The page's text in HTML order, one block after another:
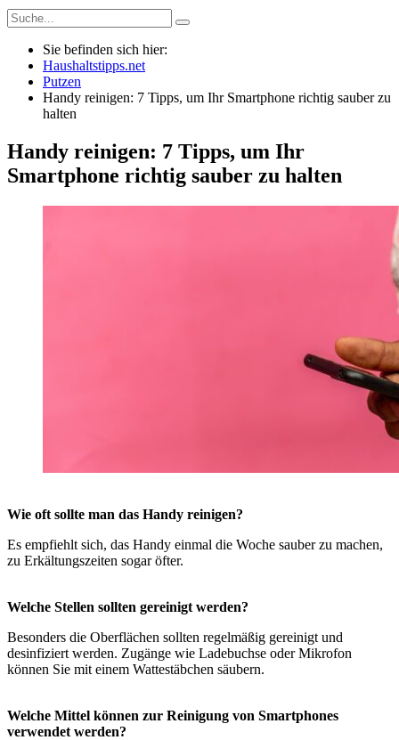
Sie befinden sich hier:
Haushaltstipps.net
Putzen
Handy reinigen: 7 Tipps, um Ihr Smartphone richtig sauber zu
halten
Handy reinigen: 7 Tipps, um Ihr
Smartphone richtig sauber zu halten
Wie oft sollte man das Handy reinigen?
Es empfiehlt sich, das Handy einmal die Woche sauber zu machen,
zu Erkältungszeiten sogar öfter.
Welche Stellen sollten gereinigt werden?
Besonders die Oberflächen sollten regelmäßig gereinigt und
desinfiziert werden. Zugänge wie Ladebuchse oder Mikrofon
können Sie mit einem Wattestäbchen säubern.
Welche Mittel können zur Reinigung von Smartphones
verwendet werden?